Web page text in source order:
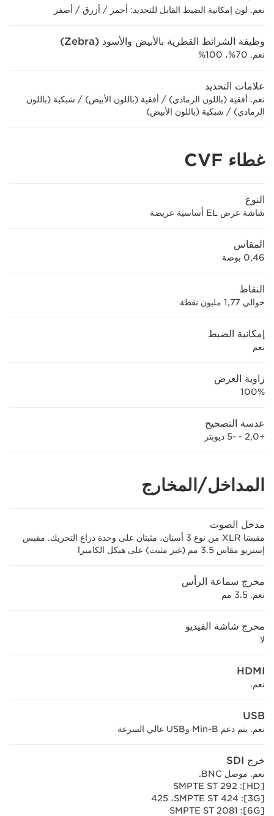
نعم. لون إمكانية الضبط القابل للتحديد: أحمر / أزرق / أصفر
وظيفة الشرائط القطرية بالأبيض والأسود (Zebra)
نعم. 70%، 100%
علامات التحديد
نعم. أفقية (باللون الرمادي) / أفقية (باللون الأبيض) / شبكية (باللون
الرمادي) / شبكية (باللون الأبيض)
غطاء CVF
النوع
شاشة عرض EL أساسية عريضة
المقاس
0,46 بوصة
النقاط
حوالي 1,77 مليون نقطة
إمكانية الضبط
نعم
زاوية العرض
100%
عدسة التصحيح
+2,0 - -5 ديوبتر
المداخل/المخارج
مدخل الصوت
مقبسَا XLR من نوع 3 أسنان، مثبتان على وحدة ذراع التحريك. مقبس
إستريو مقاس 3.5 مم (غير مثبت) على هيكل الكاميرا
مخرج سماعة الرأس
نعم. 3.5 مم
مخرج شاشة الفيديو
لا
HDMI
نعم.
USB
نعم. يتم دعم Min-B وUSB عالي السرعة
خرج SDI
نعم. موصل BNC.
[HD]‏: SMPTE ST 292
[3G]‏: SMPTE ST 424‏، 425
[6G]‏: SMPTE ST 2081